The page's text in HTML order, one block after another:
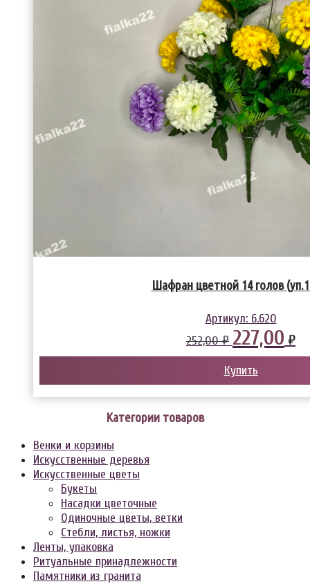
Шафран цветной 14 голов
Артикул: 6.620
252,00 ₽ 227,00 ₽
Купить
Категории товаров
Венки и корзины
Искусственные деревья
Искусственные цветы
Букеты
Насадки цветочные
Одиночные цветы, ветки
Стебли, листья, ножки
Ленты, упаковка
Ритуальные принадлежности
Памятники из гранита